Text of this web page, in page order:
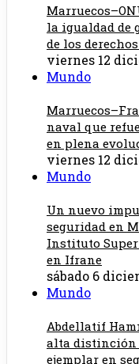
la igualdad de
de los
viernes 12
Mundo
naval que
en plena
viernes 12
Mundo
Un nuevo
seguridad en
Instituto
en Ifrane
sábado 6
Mundo
Abdellatif
alta distinción
ejemplar en